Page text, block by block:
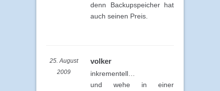
denn Backupspeicher hat
auch seinen Preis.
25. August
2009
volker
inkrementell…
und wehe in einer